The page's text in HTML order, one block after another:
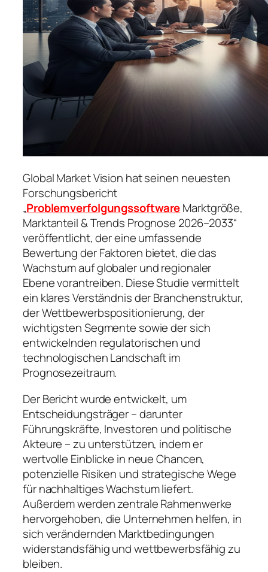
Global Market Vision hat seinen neuesten
Forschungsbericht
„ProblemverfolgungssoftwareMarktgröße,
Marktanteil & Trends Prognose 2026–2033“
veröffentlicht, der eine umfassende
Bewertung der Faktoren bietet, die das
Wachstum auf globaler und regionaler
Ebene vorantreiben. Diese Studie vermittelt
ein klares Verständnis der Branchenstruktur,
der Wettbewerbspositionierung, der
wichtigsten Segmente sowie der sich
entwickelnden regulatorischen und
technologischen Landschaft im
Prognosezeitraum.
Der Bericht wurde entwickelt, um
Entscheidungsträger – darunter
Führungskräfte, Investoren und politische
Akteure – zu unterstützen, indem er
wertvolle Einblicke in neue Chancen,
potenzielle Risiken und strategische Wege
für nachhaltiges Wachstum liefert.
Außerdem werden zentrale Rahmenwerke
hervorgehoben, die Unternehmen helfen, in
sich verändernden Marktbedingungen
widerstandsfähig und wettbewerbsfähig zu
bleiben.